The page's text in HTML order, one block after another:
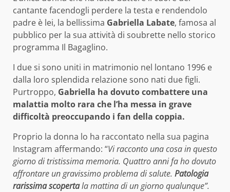
cantante facendogli perdere la testa e rendendolo
padre è lei, la bellissima Gabriella Labate, famosa al
pubblico per la sua attività di soubrette nello storico
programma Il Bagaglino.
I due si sono uniti in matrimonio nel lontano 1996 e
dalla loro splendida relazione sono nati due figli.
Purtroppo, Gabriella ha dovuto combattere una
malattia molto rara che l’ha messa in grave
difficoltà preoccupando i fan della coppia.
Proprio la donna lo ha raccontato nella sua pagina
Instagram affermando: “Vi racconto una cosa in questo
giorno di tristissima memoria. Quattro anni fa ho dovuto
affrontare un gravissimo problema di salute. Patologia
rarissima scopertala mattina di un giorno qualunque”.